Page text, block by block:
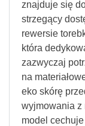
znajduje się
strzegący
rewersie
która
zazwyczaj
na
eko skórę
wyjmowania z
model